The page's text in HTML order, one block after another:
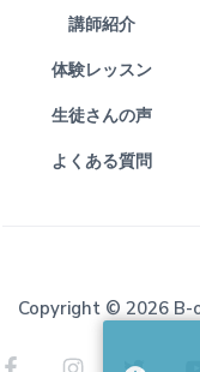
講師紹介
体験レッスン
生徒さんの声
よくある質問
Copyright © 2026